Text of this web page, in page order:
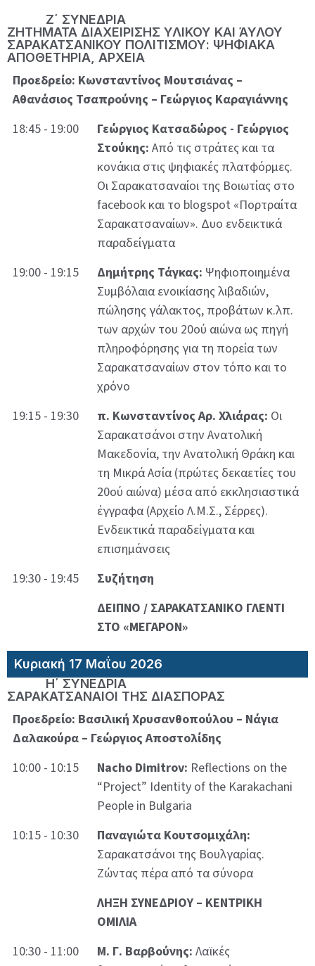
Ζ΄ ΣΥΝΕΔΡΙΑ
ΖΗΤΗΜΑΤΑ ΔΙΑΧΕΙΡΙΣΗΣ ΥΛΙΚΟΥ ΚΑΙ ΆΥΛΟΥ
ΣΑΡΑΚΑΤΣΑΝΙΚΟΥ ΠΟΛΙΤΙΣΜΟΥ: ΨΗΦΙΑΚΑ
ΑΠΟΘΕΤΗΡΙΑ, ΑΡΧΕΙΑ
Προεδρείο: Κωνσταντίνος Μουτσιάνας –
Αθανάσιος Τσαπρούνης – Γεώργιος Καραγιάννης
18:45 - 19:00
Γεώργιος Κατσαδώρος - Γεώργιος
Στούκης: Από τις στράτες και τα
κονάκια στις ψηφιακές πλατφόρμες.
Οι Σαρακατσαναίοι της Βοιωτίας στο
facebook και το blogspot «Πορτραίτα
Σαρακατσαναίων». Δυο ενδεικτικά
παραδείγματα
19:00 - 19:15
Δημήτρης Τάγκας: Ψηφιοποιημένα
Συμβόλαια ενοικίασης λιβαδιών,
πώλησης γάλακτος, προβάτων κ.λπ.
των αρχών του 20ού αιώνα ως πηγή
πληροφόρησης για τη πορεία των
Σαρακατσαναίων στον τόπο και το
χρόνο
19:15 - 19:30
π. Κωνσταντίνος Αρ. Χλιάρας: Οι
Σαρακατσάνοι στην Ανατολική
Μακεδονία, την Ανατολική Θράκη και
τη Μικρά Ασία (πρώτες δεκαετίες του
20ού αιώνα) μέσα από εκκλησιαστικά
έγγραφα (Αρχείο Λ.Μ.Σ., Σέρρες).
Ενδεικτικά παραδείγματα και
επισημάνσεις
19:30 - 19:45
Συζήτηση
ΔΕΙΠΝΟ / ΣΑΡΑΚΑΤΣΑΝΙΚΟ ΓΛΕΝΤΙ
ΣΤΟ «ΜΕΓΑΡΟΝ»
Κυριακή 17 Μαΐου 2026
Η΄ ΣΥΝΕΔΡΙΑ
ΣΑΡΑΚΑΤΣΑΝΑΙΟΙ ΤΗΣ ΔΙΑΣΠΟΡΑΣ
Προεδρείο: Βασιλική Χρυσανθοπούλου – Νάγια
Δαλακούρα – Γεώργιος Αποστολίδης
10:00 - 10:15
Nacho Dimitrov: Reflections on the
“Project” Identity of the Karakachani
People in Bulgaria
10:15 - 10:30
Παναγιώτα Κουτσομιχάλη:
Σαρακατσάνοι της Βουλγαρίας.
Ζώντας πέρα από τα σύνορα
ΛΗΞΗ ΣΥΝΕΔΡΙΟΥ – ΚΕΝΤΡΙΚΗ
ΟΜΙΛΙΑ
10:30 - 11:00
Μ. Γ. Βαρβούνης: Λαϊκές